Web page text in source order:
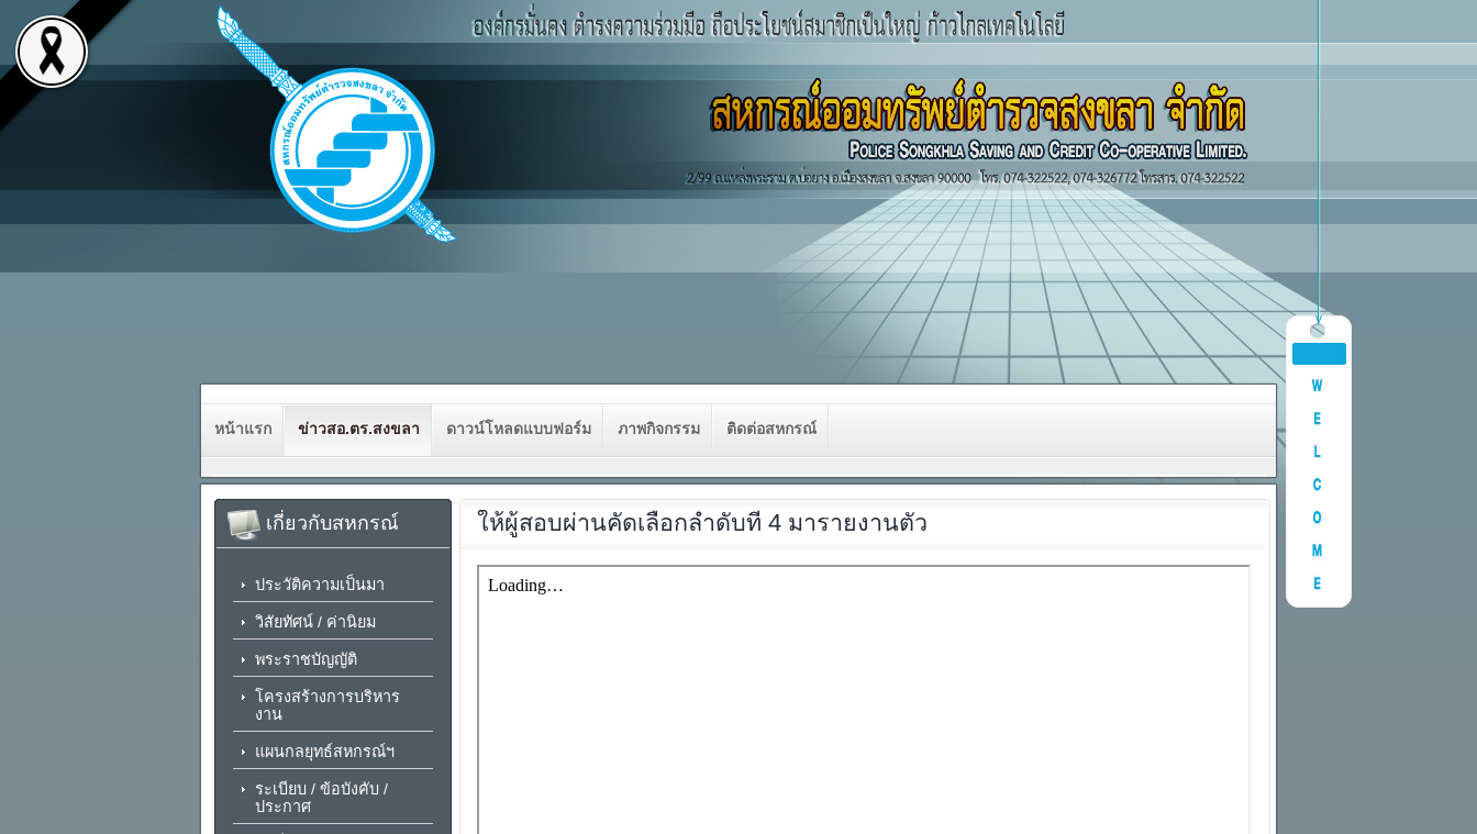
หน้าแรก ข่าวสอ.ตร.สงขลา ดาวน์โหลดแบบฟอร์ม ภาพกิจกรรม ติดต่อสหกรณ์
ให้ผู้สอบผ่านคัดเลือกลำดับที่ 4 มารายงานตัว
เกี่ยวกับสหกรณ์
ประวัติความเป็นมา
วิสัยทัศน์ / ค่านิยม
พระราชบัญญัติ
โครงสร้างการบริหาร
งาน
แผนกลยุทธ์สหกรณ์ฯ
ระเบียบ / ข้อบังคับ /
ประกาศ